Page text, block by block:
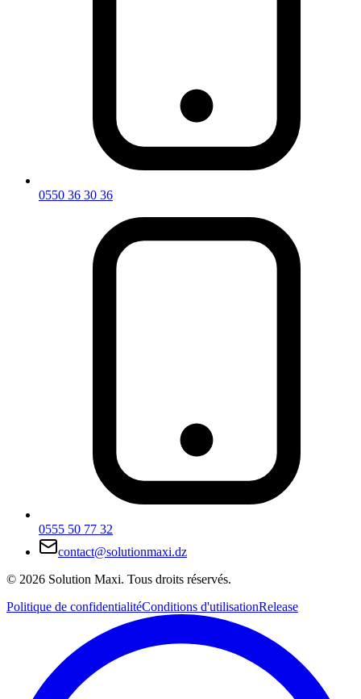
0550 36 30 36
0555 50 77 32
contact@solutionmaxi.dz
© 2026 Solution Maxi. Tous droits réservés.
Politique de confidentialitéConditions d'utilisationRelease